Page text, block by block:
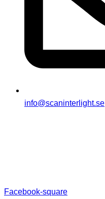
info@scaninterlight.se
Facebook-square